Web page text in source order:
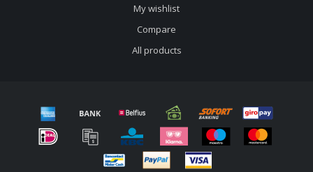
My wishlist
Compare
All products